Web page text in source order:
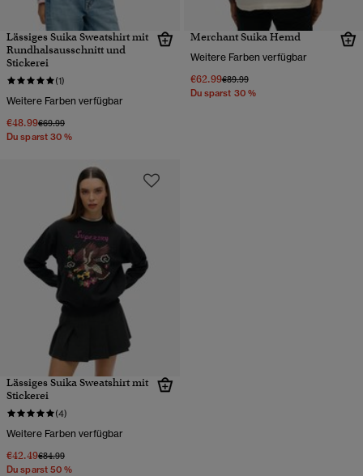
Lässiges Suika Sweatshirt mit
Rundhalsausschnitt und
Stickerei
(1)
Weitere Farben verfügbar
€48.99Preis wurde reduziert von
€69.99bis
Du sparst 30 %
Merchant Suika Hemd
Weitere Farben verfügbar
€62.99Preis wurde reduziert von
€89.99bis
Du sparst 30 %
Lässiges Suika Sweatshirt mit
Stickerei
(4)
Weitere Farben verfügbar
€42.49Preis wurde reduziert von
€84.99bis
Du sparst 50 %